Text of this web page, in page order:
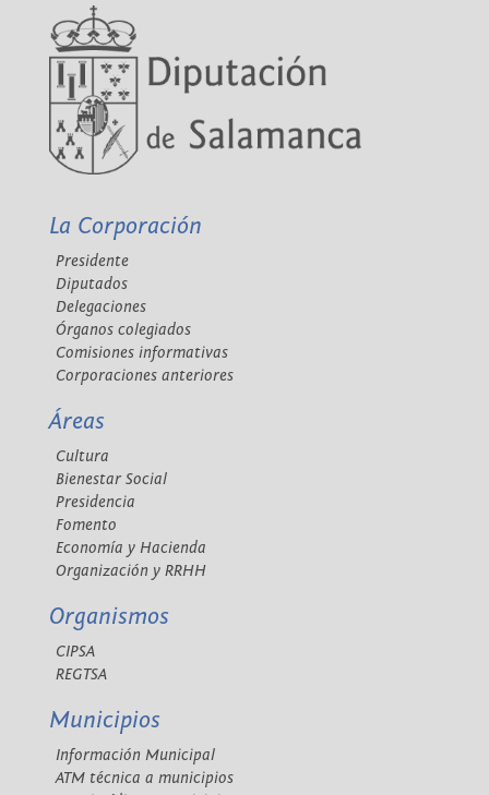
La Corporación
Presidente
Diputados
Delegaciones
Órganos colegiados
Comisiones informativas
Corporaciones anteriores
Áreas
Cultura
Bienestar Social
Presidencia
Fomento
Economía y Hacienda
Organización y RRHH
Organismos
CIPSA
REGTSA
Municipios
Información Municipal
ATM técnica a municipios